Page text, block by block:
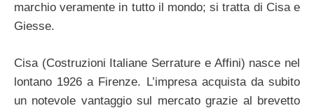
marchio veramente in tutto il mondo; si tratta di Cisa e
Giesse.
Cisa (Costruzioni Italiane Serrature e Affini) nasce nel
lontano 1926 a Firenze. L’impresa acquista da subito
un notevole vantaggio sul mercato grazie al brevetto